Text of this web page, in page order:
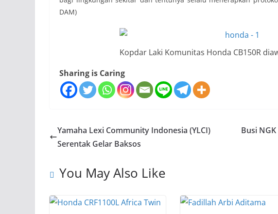
DAM)
Kopdar Laki Komunitas Honda CB150R
Sharing is Caring
Yamaha Lexi Community Indonesia (YLCI)
Serentak Gelar Baksos
Busi
You May Also Like